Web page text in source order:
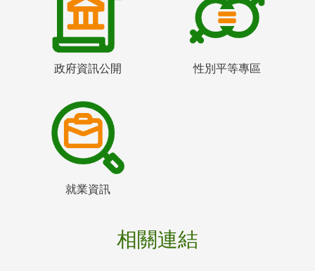
政府資訊公開 性別平等專區
就業資訊
相關連結